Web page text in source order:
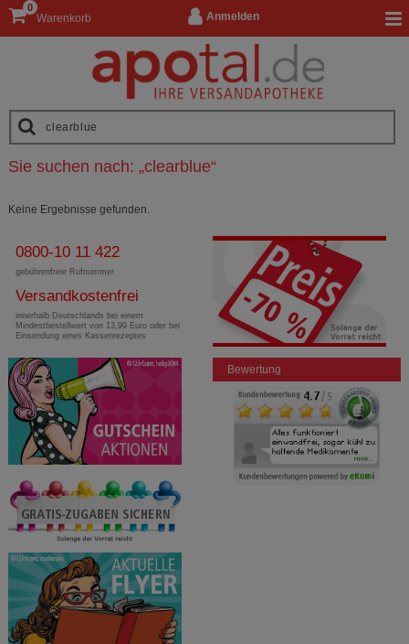
Anmelden
Warenkorb
0
Sie suchen nach: „clearblue“
Keine Ergebnisse gefunden.
0800-10 11 422
gebührenfreie Rufnummer
Versandkostenfrei
innerhalb Deutschlands bei einem
Mindestbestellwert von 13,99 Euro oder bei
Einsendung eines Kassenrezeptes
Bewertung